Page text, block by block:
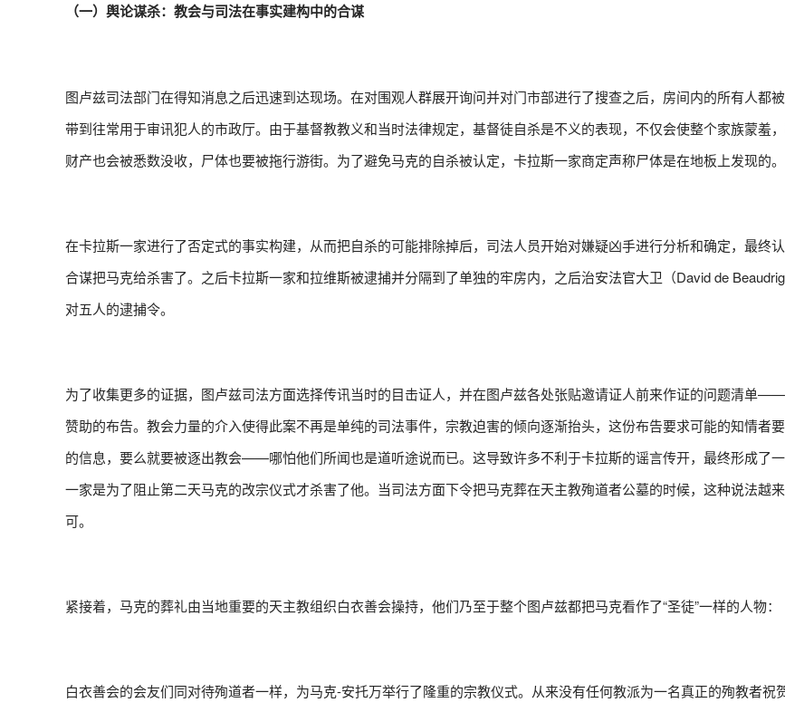
（一）舆论谋杀：教会与司法在事实建构中的合谋
图卢兹司法部门在得知消息之后迅速到达现场。在对围观人群展开询问并对门市部进行了搜查之后，房间内的所有人都
带到往常用于审讯犯人的市政厅。由于基督教教义和当时法律规定，基督徒自杀是不义的表现，不仅会使整个家族蒙羞
财产也会被悉数没收，尸体也要被拖行游街。为了避免马克的自杀被认定，卡拉斯一家商定声称尸体是在地板上发现的。
在卡拉斯一家进行了否定式的事实构建，从而把自杀的可能排除掉后，司法人员开始对嫌疑凶手进行分析和确定，最终
合谋把马克给杀害了。之后卡拉斯一家和拉维斯被逮捕并分隔到了单独的牢房内，之后治安法官大卫（David de
对五人的逮捕令。
为了收集更多的证据，图卢兹司法方面选择传讯当时的目击证人，并在图卢兹各处张贴邀请证人前来作证的问题清单
赞助的布告。教会力量的介入使得此案不再是单纯的司法事件，宗教迫害的倾向逐渐抬头，这份布告要求可能的知情者
的信息，要么就要被逐出教会——哪怕他们所闻也是道听途说而已。这导致许多不利于卡拉斯的谣言传开，最终形成了
一家是为了阻止第二天马克的改宗仪式才杀害了他。当司法方面下令把马克葬在天主教殉道者公墓的时候，这种说法越
可。
紧接着，马克的葬礼由当地重要的天主教组织白衣善会操持，他们乃至于整个图卢兹都把马克看作了“圣徒”一样的人物：
白衣善会的会友们同对待殉道者一样，为马克-安托万举行了隆重的宗教仪式。从来没有任何教派为一名真正的殉教者祝